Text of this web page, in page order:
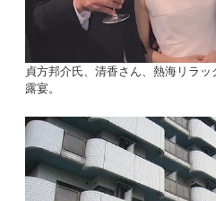
貞方邦介氏、清香さん、熱海リラ
露宴。